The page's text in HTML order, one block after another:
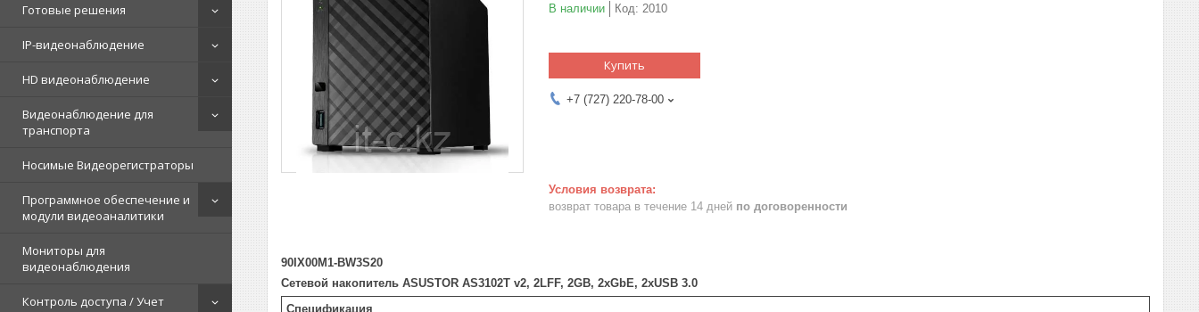
Готовые решения
IP-видеонаблюдение
HD видеонаблюдение
Видеонаблюдение для
транспорта
Носимые Видеорегистраторы
Программное обеспечение и
модули видеоаналитики
Мониторы для
видеонаблюдения
Контроль доступа / Учет
В наличии Код: 2010
Купить
+7 (727) 220-78-00
возврат товара в течение 14 дней по договоренности
90IX00M1-BW3S20
Сетевой накопитель ASUSTOR AS3102T v2, 2LFF, 2GB, 2xGbE, 2xUSB 3.0
Спецификация